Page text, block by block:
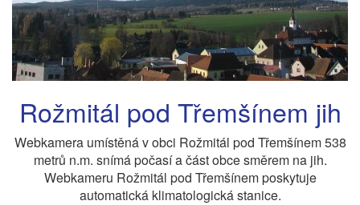
Rožmitál pod Třemšínem jih
Webkamera umístěná v obci Rožmitál pod Třemšínem 538
metrů n.m. snímá počasí a část obce směrem na jih.
Webkameru Rožmitál pod Třemšínem poskytuje
automatická klimatologická stanice.